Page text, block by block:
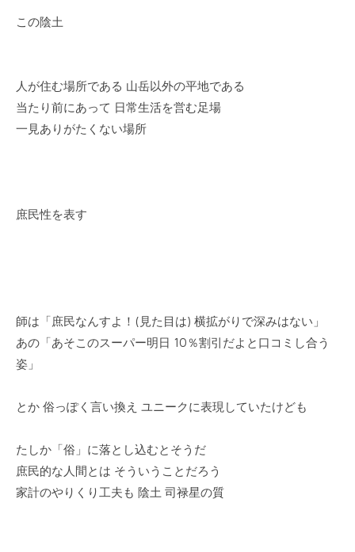
この陰土
人が住む場所である 山岳以外の平地である
当たり前にあって 日常生活を営む足場
一見ありがたくない場所
庶民性を表す
師は「庶民なんすよ！(見た目は) 横拡がりで深みはない」
あの「あそこのスーパー明日 10％割引だよと口コミし合う
姿」
とか 俗っぽく言い換え ユニークに表現していたけども
たしか「俗」に落とし込むとそうだ
庶民的な人間とは そういうことだろう
家計のやりくり工夫も 陰土 司禄星の質